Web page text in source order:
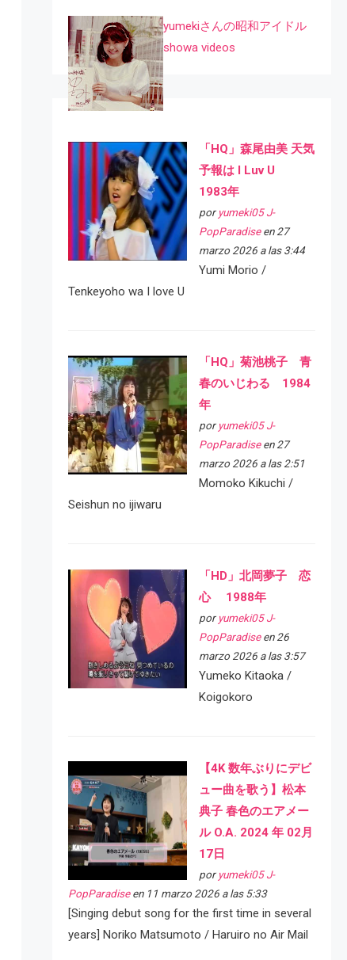
yumekiさんの昭和アイドル
showa videos
「HQ」森尾由美 天気
予報は I Luv U
1983年
por yumeki05 J-
PopParadiseen 27
marzo 2026 a las 3:44
Yumi Morio /
Tenkeyoho wa I love U
「HQ」菊池桃子 青
春のいじわる 1984
年
por yumeki05 J-
PopParadiseen 27
marzo 2026 a las 2:51
Momoko Kikuchi /
Seishun no ijiwaru
「HD」北岡夢子 恋
心 1988年
por yumeki05 J-
PopParadiseen 26
marzo 2026 a las 3:57
Yumeko Kitaoka /
Koigokoro
【4K 数年ぶりにデビ
ュー曲を歌う】松本
典子 春色のエアメー
ル O.A. 2024 年 02月
17日
por yumeki05 J-
PopParadiseen 11 marzo 2026 a las 5:33
[Singing debut song for the first time in several
years] Noriko Matsumoto / Haruiro no Air Mail